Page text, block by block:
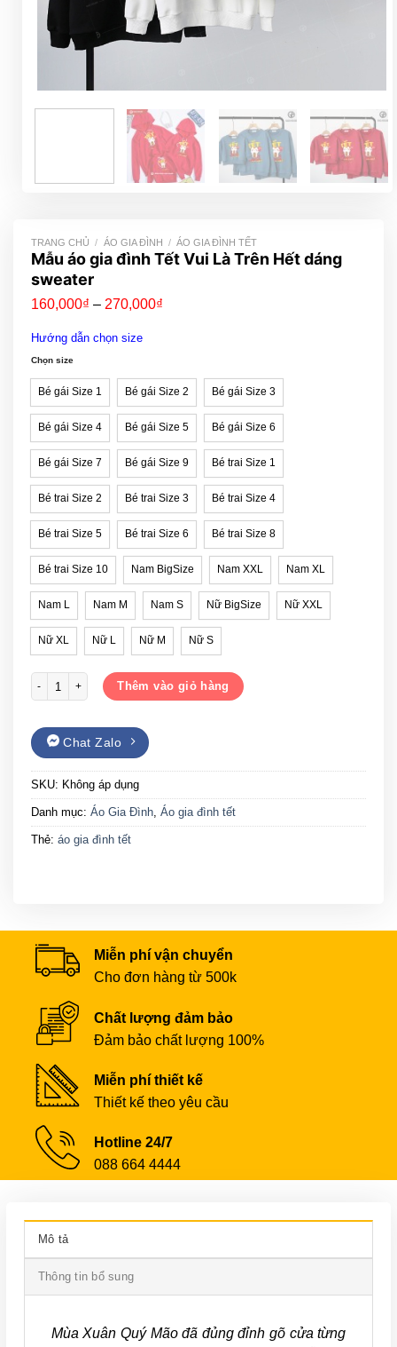
TRANG CHỦ / ÁO GIA ĐÌNH / ÁO GIA ĐÌNH TẾT
Mẫu áo gia đình Tết Vui Là Trên Hết dáng
sweater
160,000₫ – 270,000₫
Hướng dẫn chọn size
Chọn size
Bé gái Size 1 Bé gái Size 2 Bé gái Size 3
Bé gái Size 4 Bé gái Size 5 Bé gái Size 6
Bé gái Size 7 Bé gái Size 9 Bé trai Size 1
Bé trai Size 2 Bé trai Size 3 Bé trai Size 4
Bé trai Size 5 Bé trai Size 6 Bé trai Size 8
Bé trai Size 10 Nam BigSize Nam XXL Nam XL
Nam L Nam M Nam S Nữ BigSize Nữ XXL
Nữ XL Nữ L Nữ M Nữ S
Mẫu áo gia đình Tết Vui Là Trên Hết dáng sweater số lượng
Thêm vào giỏ hàng
Chat Zalo
SKU: Không áp dụng
Danh mục: Áo Gia Đình Áo gia đình tết
Thẻ: áo gia đình tết
Miễn phí vận chuyển
Cho đơn hàng từ 500k
Chất lượng đảm bảo
Đảm bảo chất lượng 100%
Miễn phí thiết kế
Thiết kế theo yêu cầu
Hotline 24/7
088 664 4444
Mô tả
Thông tin bổ sung
Mùa Xuân Quý Mão đã đủng đỉnh gõ cửa từng